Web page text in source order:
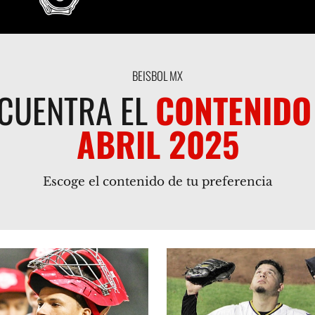
BEISBOL MX
ELCONTENIDO
ABRIL 2025
Escoge el contenido de tu preferencia